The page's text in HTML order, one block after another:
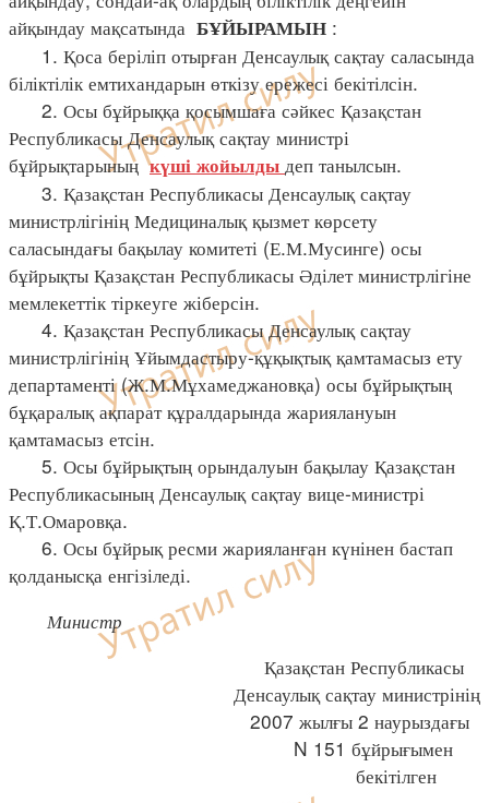
айқындау мақсатында БҰЙЫРАМЫН :
1. Қоса беріліп отырған Денсаулық сақтау саласында
біліктілік емтихандарын өткізу ережесі бекітілсін.
2. Осы бұйрыққа қосымшаға сәйкес Қазақстан
Республикасы Денсаулық сақтау министрі
бұйрықтарыныңкүші жойылды деп танылсын.
3. Қазақстан Республикасы Денсаулық сақтау
министрлігінің Медициналық қызмет көрсету
саласындағы бақылау комитеті (Е.М.Мусинге) осы
бұйрықты Қазақстан Республикасы Әділет министрлігіне
мемлекеттік тіркеуге жіберсін.
4. Қазақстан Республикасы Денсаулық сақтау
министрлігінің Ұйымдастыру-құқықтық қамтамасыз ету
департаменті (Ж.М.Мұхамеджановқа) осы бұйрықтың
бұқаралық ақпарат құралдарында жариялануын
қамтамасыз етсін.
5. Осы бұйрықтың орындалуын бақылау Қазақстан
Республикасының Денсаулық сақтау вице-министрі
Қ.Т.Омаровқа.
6. Осы бұйрық ресми жарияланған күнінен бастап
қолданысқа енгізіледі.
Министр
Қазақстан Республикасы
Денсаулық сақтау министрінің
2007 жылғы 2 наурыздағы
N 151 бұйрығымен
бекітілген